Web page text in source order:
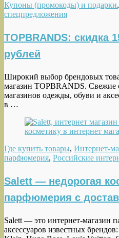
Купоны (промокоды) и подарки,
спецпредложения
TOPBRANDS: скидка
рублей
Широкий выбор брендовых
магазин TOPBRANDS. Свежие
магазинов одежды, обуви и
в …
Где купить товары, Интернет-
парфюмерия, Российские
Salett — недорогая
парфюмерия с
Salett — это интернет-магазин
аксессуаров известных